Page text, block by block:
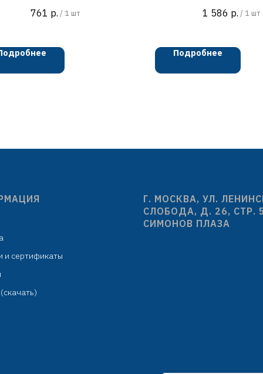
со стеклянным матовым
настенного монтажа
сталь SUS201
индивидуальная упаковка
761 р. / 1 шт
полка настенная
подвижными крючками,
чёрный
установочный
1 586 р. / 1 шт
Подробнее
и сертификаты
Г. МОСКВА, УЛ.
СЛОБОДА, Д. 26, СТР.
СИМОНОВ ПЛАЗА